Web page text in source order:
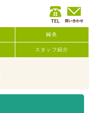
鍼灸
スタッフ紹介